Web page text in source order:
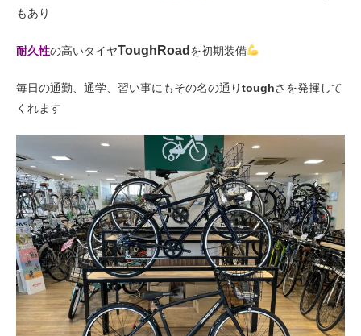
もあり
耐久性の高いタイヤToughRoad を初期装備
毎日の通勤、通学、習い事にもその名の通りtoughさを発揮して
くれます